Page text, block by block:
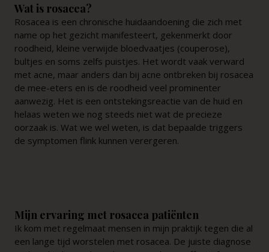
Wat is rosacea?
Rosacea is een chronische huidaandoening die zich met
name op het gezicht manifesteert, gekenmerkt door
roodheid, kleine verwijde bloedvaatjes (couperose),
bultjes en soms zelfs puistjes. Het wordt vaak verward
met acne, maar anders dan bij acne ontbreken bij rosacea
de mee-eters en is de roodheid veel prominenter
aanwezig. Het is een ontstekingsreactie van de huid en
helaas weten we nog steeds niet wat de precieze
oorzaak is. Wat we wel weten, is dat bepaalde triggers
de symptomen flink kunnen verergeren.
Mijn ervaring met rosacea patiënten
Ik kom met regelmaat mensen in mijn praktijk tegen die al
een lange tijd worstelen met rosacea. De juiste diagnose